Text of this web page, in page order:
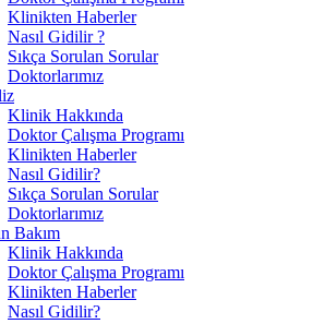
Klinikten Haberler
Nasıl Gidilir ?
Sıkça Sorulan Sorular
Doktorlarımız
Klinik Hakkında
Doktor Çalışma Programı
Klinikten Haberler
Nasıl Gidilir?
Sıkça Sorulan Sorular
Doktorlarımız
Bakım
Klinik Hakkında
Doktor Çalışma Programı
Klinikten Haberler
Nasıl Gidilir?